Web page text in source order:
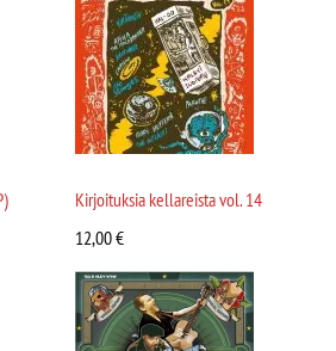
Kirjoituksia kellareista vol. 14
12,00€